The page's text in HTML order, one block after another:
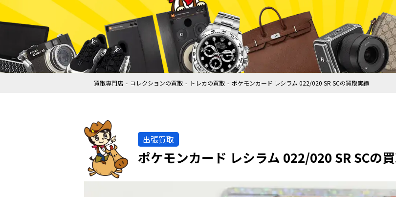
買取専門店 コレクションの買取 トレカの買取 ポケモンカード レシラム 022/020 SR SCの買取実績
出張買取
ポケモンカード レシラム 022/020 SR SCの